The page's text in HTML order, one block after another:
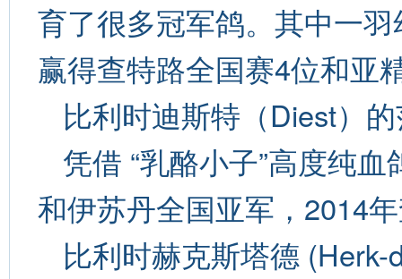
育了很多冠军鸽。其中一
赢得查特路全国赛4位和亚
比利时迪斯特（Diest）
凭借 “乳酪小子”高度纯
和伊苏丹全国亚军，2014
比利时赫克斯塔德